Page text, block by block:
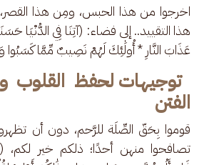
اخرجوا من هذا الحبس، ومِن هذا
هذا التقييد.. إلى فضاء: (آتِنَا فِي الدُّنْيَا
عَذَابَ النَّارِ * أُولَٰئِكَ لَهُمْ نَصِيبٌ مِّمَّا كَسَبُوا
توجيهات لحفظ القلوب
الفتن
قوموا بِحَقّ الصِّلَة للرَّحم، دون أن
تصافحوا منهن أحدًا؛ ذلكم خير لكم،